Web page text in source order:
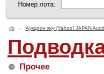
Номер лота:
→ Аукцион яху (Yahoo! JAPAN
Прочее